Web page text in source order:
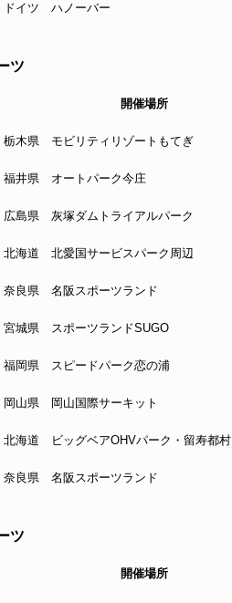
ドイツ ハノーバー
ツ
開催場所
栃木県 モビリティリゾートもてぎ
福井県 オートパーク今庄
広島県 灰塚ダムトライアルパーク
北海道 北愛国サービスパーク周辺
奈良県 名阪スポーツランド
宮城県 スポーツランドSUGO
福岡県 スピードパーク恋の浦
岡山県 岡山国際サーキット
北海道 ビッグベアOHVパーク・留寿都村
奈良県 名阪スポーツランド
ツ
開催場所